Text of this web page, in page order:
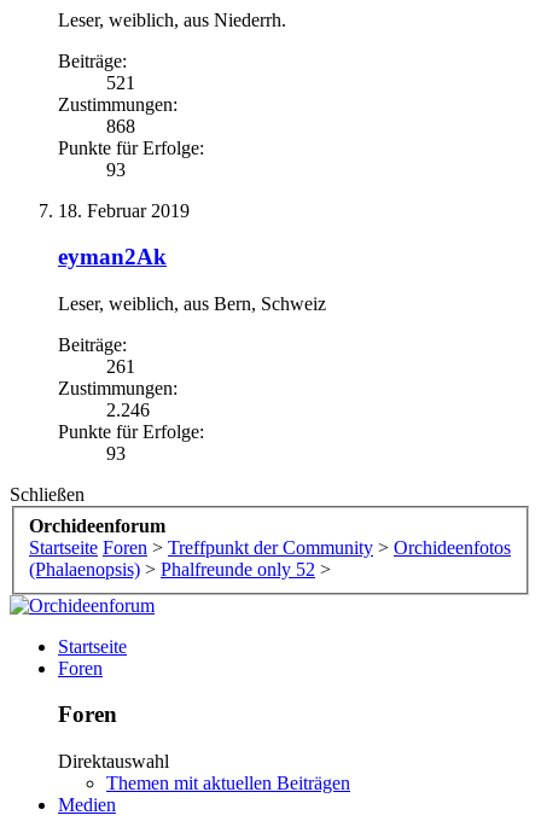
Leser, weiblich, aus Niederrh.
Beiträge:
521
Zustimmungen:
868
Punkte für Erfolge:
93
18. Februar 2019
eyman2Ak
Leser, weiblich, aus Bern, Schweiz
Beiträge:
261
Zustimmungen:
2.246
Punkte für Erfolge:
93
Schließen
Orchideenforum
Startseite Foren > Treffpunkt der Community > Orchideenfotos
(Phalaenopsis) > Phalfreunde only 52 >
Startseite
Foren
Foren
Direktauswahl
Themen mit aktuellen Beiträgen
Medien